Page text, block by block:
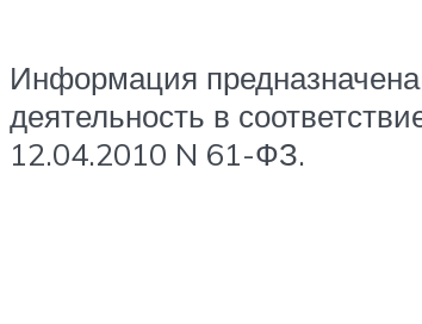
Информация
деятельность в
12.04.2010 N 61-ФЗ.